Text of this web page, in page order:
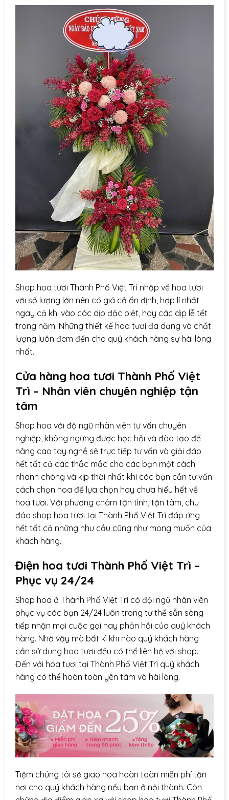
Shop hoa tươi Thành Phố Việt Trì nhập về hoa tươi
với số lượng lớn nên có giá cả ổn định, hợp lí nhất
ngay cả khi vào các dịp đặc biệt, hay các dịp lễ tết
trong năm. Những thiết kế hoa tươi đa dạng và chất
lượng luôn đem đến cho quý khách hàng sự hài lòng
nhất.
Cửa hàng hoa tươi Thành Phố Việt
Trì – Nhân viên chuyên nghiệp tận
tâm
Shop hoa với độ ngũ nhân viên tư vấn chuyên
nghiệp, không ngừng được học hỏi và đào tạo để
nâng cao tay nghề sẽ trực tiếp tư vấn và giải đáp
hết tất cả các thắc mắc cho các bạn một cách
nhanh chóng và kịp thời nhất khi các bạn cần tư vấn
cách chọn hoa để lựa chọn hay chưa hiểu hết về
hoa tươi. Với phương châm tận tình, tận tâm, chu
đáo shop hoa tươi tại Thành Phố Việt Trì đáp ứng
hết tất cả những nhu cầu cũng như mong muốn của
khách hàng.
Điện hoa tươi Thành Phố Việt Trì –
Phục vụ 24/24
Shop hoa ở Thành Phố Việt Trì có đội ngũ nhân viên
phục vụ các bạn 24/24 luôn trong tư thế sẵn sàng
tiếp nhận mọi cuộc gọi hay phản hồi của quý khách
hàng. Nhờ vậy mà bất kì khi nào quý khách hàng
cần sử dụng hoa tươi đều có thể liên hệ với shop.
Đến với hoa tươi tại Thành Phố Việt Trì quý khách
hàng có thể hoàn toàn yên tâm và hài lòng.
Tiệm chúng tôi sẽ giao hoa hoàn toàn miễn phí tận
nơi cho quý khách hàng nếu bạn ở nội thành. Còn